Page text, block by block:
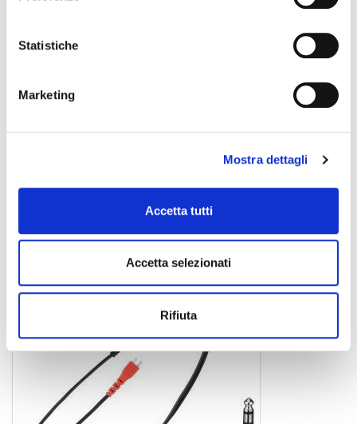
Statistiche
Marketing
Mostra dettagli
Accetta tutti
Accetta selezionati
Rifiuta